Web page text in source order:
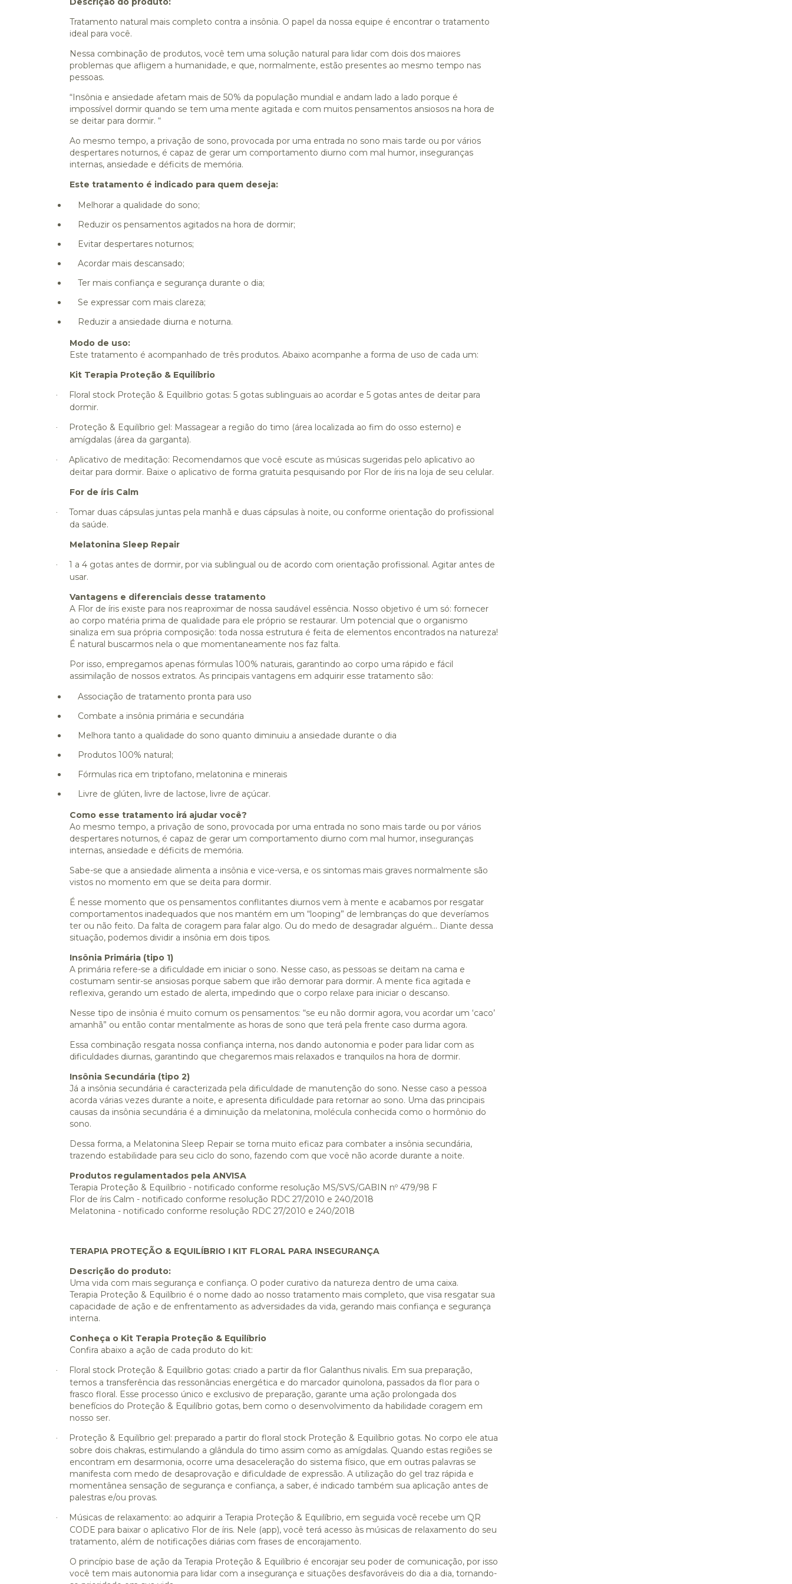
Tratamento natural mais completo contra a insônia. O papel da nossa equipe é encontrar o tratamento
ideal para você.
Nessa combinação de produtos, você tem uma solução natural para lidar com dois dos maiores
problemas que afligem a humanidade, e que, normalmente, estão presentes ao mesmo tempo nas
pessoas.
“Insônia e ansiedade afetam mais de 50% da população mundial e andam lado a lado porque é
impossível dormir quando se tem uma mente agitada e com muitos pensamentos ansiosos na hora de
se deitar para dormir. “
Ao mesmo tempo, a privação de sono, provocada por uma entrada no sono mais tarde ou por vários
despertares noturnos, é capaz de gerar um comportamento diurno com mal humor, inseguranças
internas, ansiedade e déficits de memória.
Este tratamento é indicado para quem deseja:
Melhorar a qualidade do sono;
Reduzir os pensamentos agitados na hora de dormir;
Evitar despertares noturnos;
Acordar mais descansado;
Ter mais confiança e segurança durante o dia;
Se expressar com mais clareza;
Reduzir a ansiedade diurna e noturna.
Modo de uso:
Este tratamento é acompanhado de três produtos. Abaixo acompanhe a forma de uso de cada um:
Kit Terapia Proteção & Equilíbrio
·
Floral stock Proteção & Equilíbrio gotas: 5 gotas sublinguais ao acordar e 5 gotas antes de deitar para
dormir.
·
Proteção & Equilíbrio gel: Massagear a região do timo (área localizada ao fim do osso esterno) e
amígdalas (área da garganta).
·
Aplicativo de meditação: Recomendamos que você escute as músicas sugeridas pelo aplicativo ao
deitar para dormir. Baixe o aplicativo de forma gratuita pesquisando por Flor de íris na loja de seu celular.
For de íris Calm
·
Tomar duas cápsulas juntas pela manhã e duas cápsulas à noite, ou conforme orientação do profissional
da saúde.
Melatonina Sleep Repair
·
1 a 4 gotas antes de dormir, por via sublingual ou de acordo com orientação profissional. Agitar antes de
usar.
Vantagens e diferenciais desse tratamento
A Flor de íris existe para nos reaproximar de nossa saudável essência. Nosso objetivo é um só: fornecer
ao corpo matéria prima de qualidade para ele próprio se restaurar. Um potencial que o organismo
sinaliza em sua própria composição: toda nossa estrutura é feita de elementos encontrados na natureza!
É natural buscarmos nela o que momentaneamente nos faz falta.
Por isso, empregamos apenas fórmulas 100% naturais, garantindo ao corpo uma rápido e fácil
assimilação de nossos extratos. As principais vantagens em adquirir esse tratamento são:
Associação de tratamento pronta para uso
Combate a insônia primária e secundária
Melhora tanto a qualidade do sono quanto diminuiu a ansiedade durante o dia
Produtos 100% natural;
Fórmulas rica em triptofano, melatonina e minerais
Livre de glúten, livre de lactose, livre de açúcar.
Como esse tratamento irá ajudar você?
Ao mesmo tempo, a privação de sono, provocada por uma entrada no sono mais tarde ou por vários
despertares noturnos, é capaz de gerar um comportamento diurno com mal humor, inseguranças
internas, ansiedade e déficits de memória.
Sabe-se que a ansiedade alimenta a insônia e vice-versa, e os sintomas mais graves normalmente são
vistos no momento em que se deita para dormir.
É nesse momento que os pensamentos conflitantes diurnos vem à mente e acabamos por resgatar
comportamentos inadequados que nos mantém em um “looping” de lembranças do que deveríamos
ter ou não feito. Da falta de coragem para falar algo. Ou do medo de desagradar alguém... Diante dessa
situação, podemos dividir a insônia em dois tipos.
Insônia Primária (tipo 1)
A primária refere-se a dificuldade em iniciar o sono. Nesse caso, as pessoas se deitam na cama e
costumam sentir-se ansiosas porque sabem que irão demorar para dormir. A mente fica agitada e
reflexiva, gerando um estado de alerta, impedindo que o corpo relaxe para iniciar o descanso.
Nesse tipo de insônia é muito comum os pensamentos: “se eu não dormir agora, vou acordar um ‘caco’
amanhã” ou então contar mentalmente as horas de sono que terá pela frente caso durma agora.
Essa combinação resgata nossa confiança interna, nos dando autonomia e poder para lidar com as
dificuldades diurnas, garantindo que chegaremos mais relaxados e tranquilos na hora de dormir.
Insônia Secundária (tipo 2)
Já a insônia secundária é caracterizada pela dificuldade de manutenção do sono. Nesse caso a pessoa
acorda várias vezes durante a noite, e apresenta dificuldade para retornar ao sono. Uma das principais
causas da insônia secundária é a diminuição da melatonina, molécula conhecida como o hormônio do
sono.
Dessa forma, a Melatonina Sleep Repair se torna muito eficaz para combater a insônia secundária,
trazendo estabilidade para seu ciclo do sono, fazendo com que você não acorde durante a noite.
Produtos regulamentados pela ANVISA
Terapia Proteção & Equilíbrio - notificado conforme resolução MS/SVS/GABIN nº 479/98 F
Flor de íris Calm - notificado conforme resolução RDC 27/2010 e 240/2018
Melatonina - notificado conforme resolução RDC 27/2010 e 240/2018
TERAPIA PROTEÇÃO & EQUILÍBRIO I KIT FLORAL PARA INSEGURANÇA
Descrição do produto:
Uma vida com mais segurança e confiança. O poder curativo da natureza dentro de uma caixa.
Terapia Proteção & Equilíbrio é o nome dado ao nosso tratamento mais completo, que visa resgatar sua
capacidade de ação e de enfrentamento as adversidades da vida, gerando mais confiança e segurança
interna.
Conheça o Kit Terapia Proteção & Equilíbrio
Confira abaixo a ação de cada produto do kit:
·
Floral stock Proteção & Equilíbrio gotas: criado a partir da flor Galanthus nivalis. Em sua preparação,
temos a transferência das ressonâncias energética e do marcador quinolona, passados da flor para o
frasco floral. Esse processo único e exclusivo de preparação, garante uma ação prolongada dos
benefícios do Proteção & Equilíbrio gotas, bem como o desenvolvimento da habilidade coragem em
nosso ser.
·
Proteção & Equilíbrio gel: preparado a partir do floral stock Proteção & Equilíbrio gotas. No corpo ele atua
sobre dois chakras, estimulando a glândula do timo assim como as amígdalas. Quando estas regiões se
encontram em desarmonia, ocorre uma desaceleração do sistema físico, que em outras palavras se
manifesta com medo de desaprovação e dificuldade de expressão. A utilização do gel traz rápida e
momentânea sensação de segurança e confiança, a saber, é indicado também sua aplicação antes de
palestras e/ou provas.
·
Músicas de relaxamento: ao adquirir a Terapia Proteção & Equilíbrio, em seguida você recebe um QR
CODE para baixar o aplicativo Flor de íris. Nele (app), você terá acesso às músicas de relaxamento do seu
tratamento, além de notificações diárias com frases de encorajamento.
O princípio base de ação da Terapia Proteção & Equilíbrio é encorajar seu poder de comunicação, por isso
você tem mais autonomia para lidar com a insegurança e situações desfavoráveis do dia a dia, tornando-